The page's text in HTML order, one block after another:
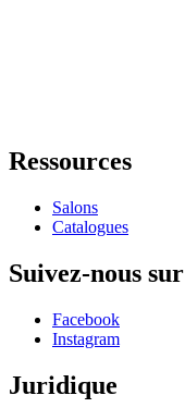
Ressources
Salons
Catalogues
Suivez-nous sur
Facebook
Instagram
Juridique